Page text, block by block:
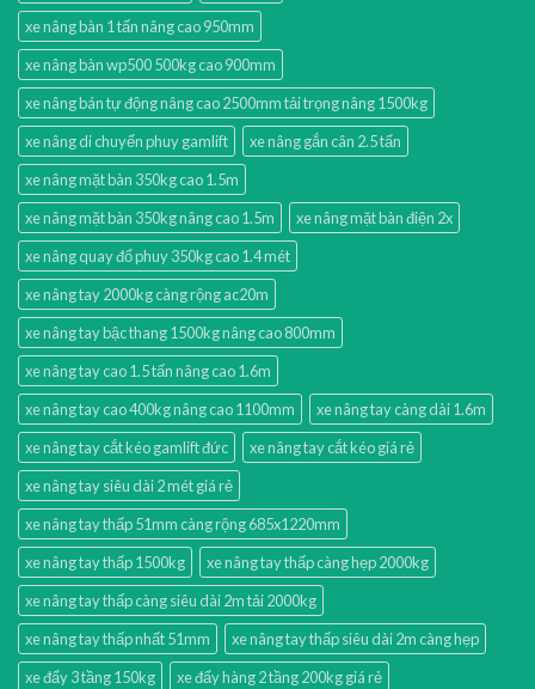
xe nâng bàn 1 tấn nâng cao 950mm
xe nâng bàn wp500 500kg cao 900mm
xe nâng bán tự động nâng cao 2500mm tải trọng nâng 1500kg
xe nâng di chuyển phuy gamlift
xe nâng gắn cân 2.5 tấn
xe nâng mặt bàn 350kg cao 1.5m
xe nâng mặt bàn 350kg nâng cao 1.5m
xe nâng mặt bàn điện 2x
xe nâng quay đổ phuy 350kg cao 1.4 mét
xe nâng tay 2000kg càng rộng ac20m
xe nâng tay bậc thang 1500kg nâng cao 800mm
xe nâng tay cao 1.5 tấn nâng cao 1.6m
xe nâng tay cao 400kg nâng cao 1100mm
xe nâng tay càng dài 1.6m
xe nâng tay cắt kéo gamlift đức
xe nâng tay cắt kéo giá rẻ
xe nâng tay siêu dài 2 mét giá rẻ
xe nâng tay thấp 51mm càng rộng 685x1220mm
xe nâng tay thấp 1500kg
xe nâng tay thấp càng hẹp 2000kg
xe nâng tay thấp càng siêu dài 2m tải 2000kg
xe nâng tay thấp nhất 51mm
xe nâng tay thấp siêu dài 2m càng hẹp
xe đẩy 3 tầng 150kg
xe đẩy hàng 2 tầng 200kg giá rẻ